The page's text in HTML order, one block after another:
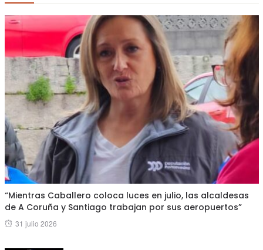
“Mientras Caballero coloca luces en julio, las alcaldesas
de A Coruña y Santiago trabajan por sus aeropuertos”
Posted
31 julio 2026